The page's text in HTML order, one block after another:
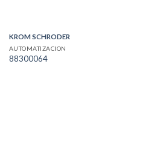
KROM SCHRODER
AUTOMATIZACION
88300064